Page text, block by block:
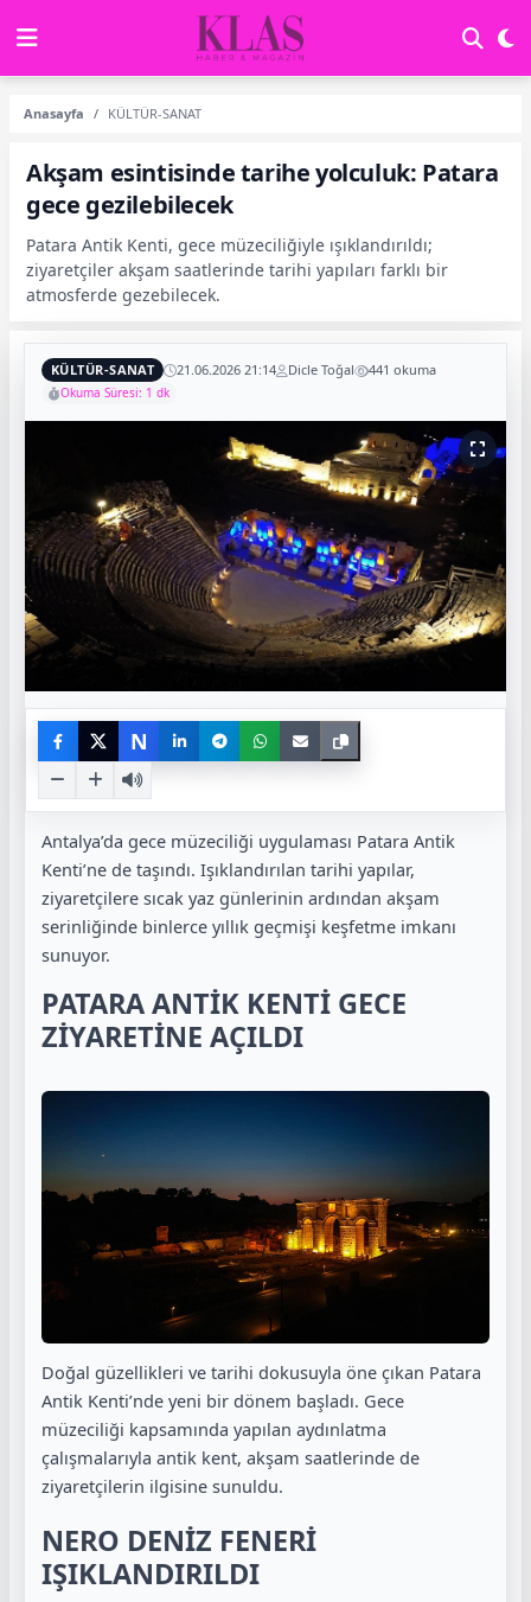
Anasayfa KÜLTÜR-SANAT
Akşam esintisinde tarihe yolculuk: Patara
gece gezilebilecek
Patara Antik Kenti, gece müzeciliğiyle ışıklandırıldı;
ziyaretçiler akşam saatlerinde tarihi yapıları farklı bir
atmosferde gezebilecek.
KÜLTÜR-SANAT 21.06.2026 21:14 Dicle Toğal 441 okuma
Okuma Süresi: 1 dk
N
Antalya’da gece müzeciliği uygulaması Patara Antik
Kenti’ne de taşındı. Işıklandırılan tarihi yapılar,
ziyaretçilere sıcak yaz günlerinin ardından akşam
serinliğinde binlerce yıllık geçmişi keşfetme imkanı
sunuyor.
PATARA ANTİK KENTİ GECE
ZİYARETİNE AÇILDI
Doğal güzellikleri ve tarihi dokusuyla öne çıkan Patara
Antik Kenti’nde yeni bir dönem başladı. Gece
müzeciliği kapsamında yapılan aydınlatma
çalışmalarıyla antik kent, akşam saatlerinde de
ziyaretçilerin ilgisine sunuldu.
NERO DENİZ FENERİ
IŞIKLANDIRILDI